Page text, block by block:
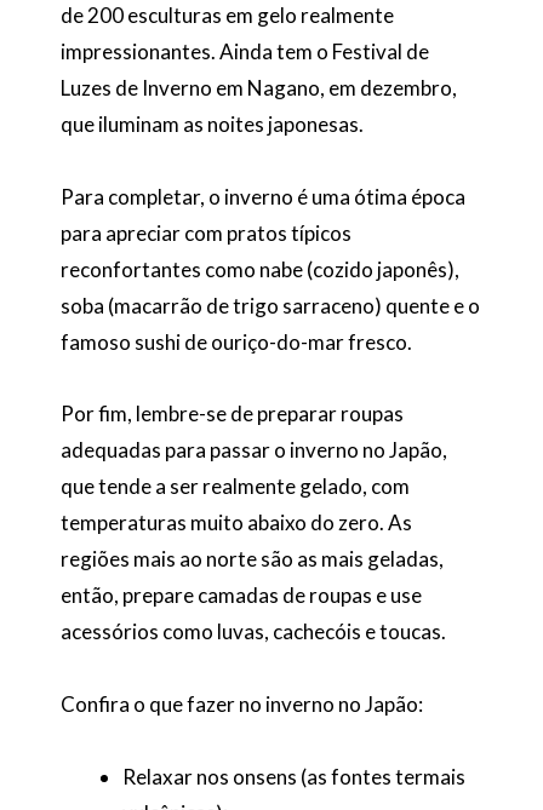
de 200 esculturas em gelo realmente
impressionantes. Ainda tem o Festival de
Luzes de Inverno em Nagano, em dezembro,
que iluminam as noites japonesas.
Para completar, o inverno é uma ótima época
para apreciar com pratos típicos
reconfortantes como nabe (cozido japonês),
soba (macarrão de trigo sarraceno) quente e o
famoso sushi de ouriço-do-mar fresco.
Por fim, lembre-se de preparar roupas
adequadas para passar o inverno no Japão,
que tende a ser realmente gelado, com
temperaturas muito abaixo do zero. As
regiões mais ao norte são as mais geladas,
então, prepare camadas de roupas e use
acessórios como luvas, cachecóis e toucas.
Confira o que fazer no inverno no Japão:
Relaxar nos onsens (as fontes termais